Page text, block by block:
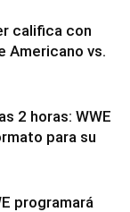
califica con
Americano vs.
2 horas: WWE
para su
programará